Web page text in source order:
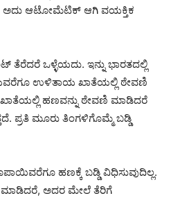
ಅದು ಆಟೋಮೆಟಿಕ್ ಆಗಿ ವಯಕ್ತಿಕ
ತೆರೆದರೆ ಒಳ್ಳೆಯದು. ಇನ್ನು ಭಾರತದಲ್ಲಿ
ಉಳಿತಾಯ ಖಾತೆಯಲ್ಲಿ ಠೇವಣಿ
ಹಣವನ್ನು ಠೇವಣಿ ಮಾಡಿದರೆ
ಪ್ರತಿ ಮೂರು ತಿಂಗಳಿಗೊಮ್ಮೆ ಬಡ್ಡಿ
ಹಣಕ್ಕೆ ಬಡ್ಡಿ ವಿಧಿಸುವುದಿಲ್ಲ.
ಮಾಡಿದರೆ, ಅದರ ಮೇಲೆ ತೆರಿಗೆ